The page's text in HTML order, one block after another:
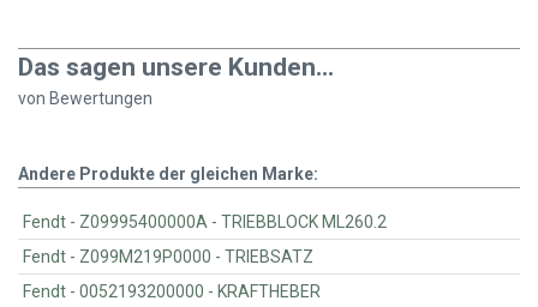
Das sagen unsere Kunden...
von Bewertungen
Andere Produkte der gleichen Marke:
Fendt - Z09995400000A - TRIEBBLOCK ML260.2
Fendt - Z099M219P0000 - TRIEBSATZ
Fendt - 0052193200000 - KRAFTHEBER